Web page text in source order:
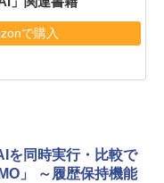
で購入
を同時実行・比較で
」 ～履歴保持機能